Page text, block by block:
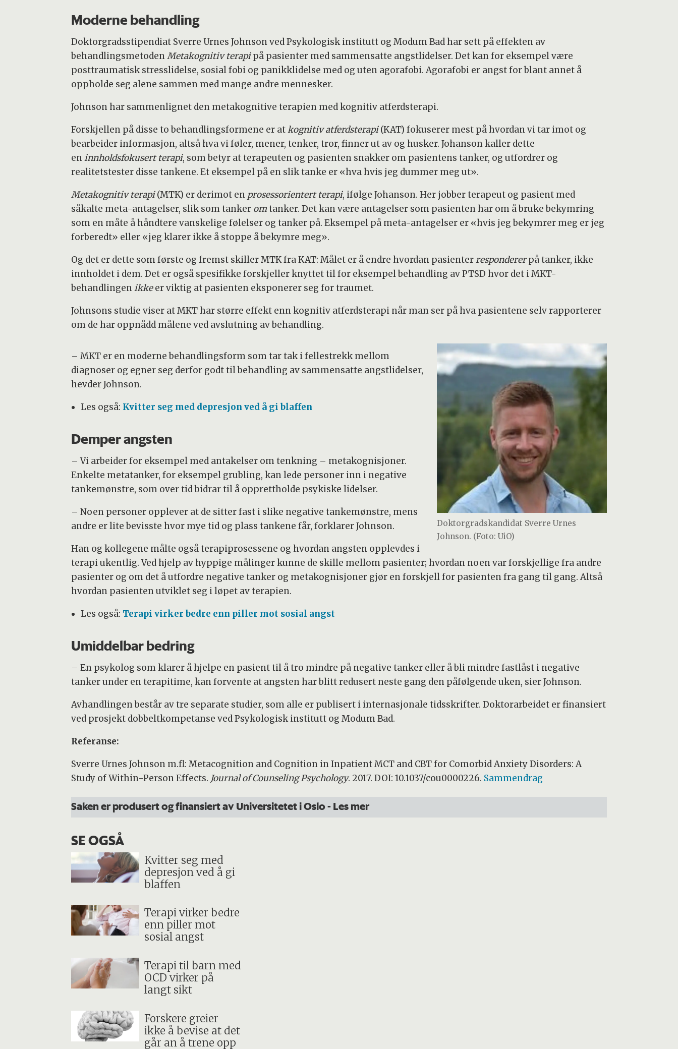
Moderne behandling
Doktorgradsstipendiat Sverre Urnes Johnson ved Psykologisk institutt og Modum Bad har sett på effekten av
behandlingsmetodenMetakognitiv terapipå pasienter med sammensatte angstlidelser. Det kan for eksempel være
posttraumatisk stresslidelse, sosial fobi og panikklidelse med og uten agorafobi. Agorafobi er angst for blant annet å
oppholde seg alene sammen med mange andre mennesker.
Johnson har sammenlignet den metakognitive terapien med kognitiv atferdsterapi.
Forskjellen på disse to behandlingsformene er atkognitiv atferdsterapi(KAT) fokuserer mest på hvordan vi tar imot og
bearbeider informasjon, altså hva vi føler, mener, tenker, tror, finner ut av og husker. Johanson kaller dette
eninnholdsfokusert terapi, som betyr at terapeuten og pasienten snakker om pasientens tanker, og utfordrer og
realitetstester disse tankene. Et eksempel på en slik tanke er «hva hvis jeg dummer meg ut».
Metakognitiv terapi(MTK) er derimot en prosessorientert terapi, ifølge Johanson. Her jobber terapeut og pasient med
såkalte meta-antagelser, slik som tanker omtanker. Det kan være antagelser som pasienten har om å bruke bekymring
som en måte å håndtere vanskelige følelser og tanker på. Eksempel på meta-antagelser er «hvis jeg bekymrer meg er jeg
forberedt» eller «jeg klarer ikke å stoppe å bekymre meg».
Og det er dette som første og fremst skiller MTK fra KAT: Målet er å endre hvordan pasienterrespondererpå tanker, ikke
innholdet i dem. Det er også spesifikke forskjeller knyttet til for eksempel behandling av PTSD hvor det i MKT-
behandlingenikkeer viktig at pasienten eksponerer seg for traumet.
Johnsons studie viser at MKT har større effekt enn kognitiv atferdsterapi når man ser på hva pasientene selv rapporterer
om de har oppnådd målene ved avslutning av behandling.
Doktorgradskandidat Sverre Urnes
Johnson. (Foto: UiO)
– MKT er en moderne behandlingsform som tar tak i fellestrekk mellom
diagnoser og egner seg derfor godt til behandling av sammensatte angstlidelser,
hevder Johnson.
Les også: Kvitter seg med depresjon ved å gi blaffen
Demper angsten
– Vi arbeider for eksempel med antakelser om tenkning – metakognisjoner.
Enkelte metatanker, for eksempel grubling, kan lede personer inn i negative
tankemønstre, som over tid bidrar til å opprettholde psykiske lidelser.
– Noen personer opplever at de sitter fast i slike negative tankemønstre, mens
andre er lite bevisste hvor mye tid og plass tankene får, forklarer Johnson.
Han og kollegene målte også terapiprosessene og hvordan angsten opplevdes i
terapi ukentlig. Ved hjelp av hyppige målinger kunne de skille mellom pasienter; hvordan noen var forskjellige fra andre
pasienter og om det å utfordre negative tanker og metakognisjoner gjør en forskjell for pasienten fra gang til gang. Altså
hvordan pasienten utviklet seg i løpet av terapien.
Les også: Terapi virker bedre enn piller mot sosial angst
Umiddelbar bedring
– En psykolog som klarer å hjelpe en pasient til å tro mindre på negative tanker eller å bli mindre fastlåst i negative
tanker under en terapitime, kan forvente at angsten har blitt redusert neste gang den påfølgende uken, sier Johnson.
Avhandlingen består av tre separate studier, som alle er publisert i internasjonale tidsskrifter. Doktorarbeidet er finansiert
ved prosjekt dobbeltkompetanse ved Psykologisk institutt og Modum Bad.
Referanse:
Sverre Urnes Johnson m.fl: Metacognition and Cognition in Inpatient MCT and CBT for Comorbid Anxiety Disorders: A
Study of Within-Person Effects. Journal of Counseling Psychology. 2017. DOI: 10.1037/cou0000226. Sammendrag
Saken er produsert og finansiert av Universitetet i Oslo- Les mer
SE OGSÅ
Kvitter seg med
depresjon ved å gi
blaffen
Terapi virker bedre
enn piller mot
sosial angst
Terapi til barn med
OCD virker på
langt sikt
Forskere greier
ikke å bevise at det
går an å trene opp